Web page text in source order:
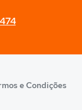
e Condições